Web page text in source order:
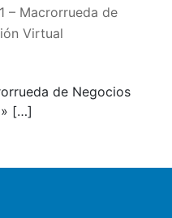
– Macrorrueda de
Virtual
de Negocios
[…]